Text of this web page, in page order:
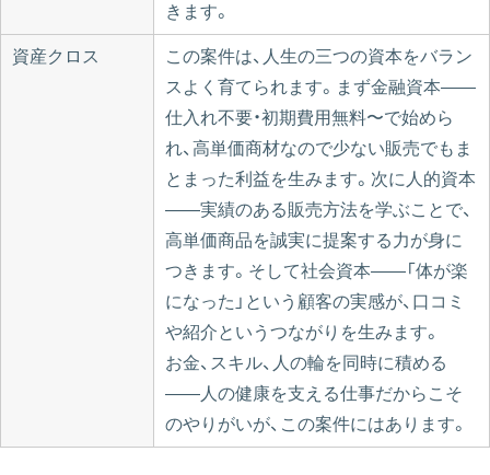
きます。
資産クロス
この案件は、人生の三つの資本をバラン
スよく育てられます。まず金融資本——
仕入れ不要・初期費用無料〜で始めら
れ、高単価商材なので少ない販売でもま
とまった利益を生みます。次に人的資本
——実績のある販売方法を学ぶことで、
高単価商品を誠実に提案する力が身に
つきます。そして社会資本——「体が楽
になった」という顧客の実感が、口コミ
や紹介というつながりを生みます。
お金、スキル、人の輪を同時に積める
——人の健康を支える仕事だからこそ
のやりがいが、この案件にはあります。